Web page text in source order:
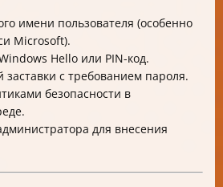
имени пользователя (особенно
Microsoft).
Hello или PIN-код.
заставки с требованием пароля.
безопасности в
для внесения